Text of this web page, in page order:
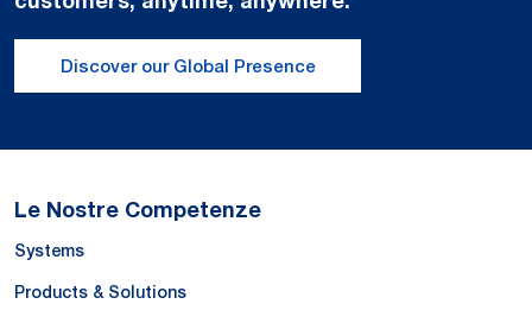
Discover our Global Presence
Le Nostre Competenze
Systems
Products & Solutions